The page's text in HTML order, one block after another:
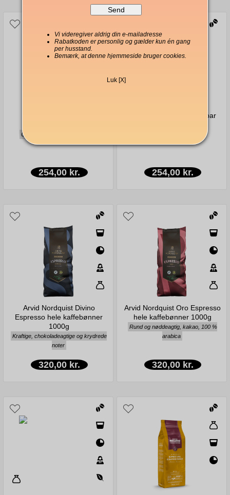
Chokoladeagtig, let, sydlandsk
254,00 kr.
Alfredo Espresso Superbar
254,00 kr.
Arvid Nordquist Divino
Espresso hele kaffebønner
1000g
Kraftige, chokoladeagtige og krydrede
noter
320,00 kr.
Arvid Nordquist Oro Espresso
hele kaffebønner 1000g
Rund og nøddeagtig, kakao, 100 %
arabica
320,00 kr.
Vi videregiver aldrig din e-mailadresse
Rabatkoden er personlig og gælder kun én gang
per husstand.
Bemærk, at denne hjemmeside bruger cookies.
Luk [X]